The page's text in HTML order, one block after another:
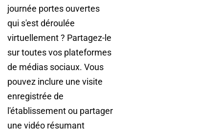
journée portes ouvertes
qui s'est déroulée
virtuellement ? Partagez-le
sur toutes vos plateformes
de médias sociaux. Vous
pouvez inclure une visite
enregistrée de
l'établissement ou partager
une vidéo résumant